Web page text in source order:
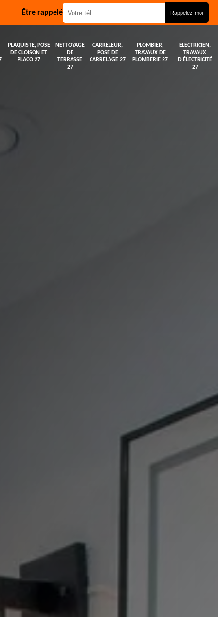
Être rappelé
PLAQUISTE, POSE
DE CLOISON ET
PLACO 27
NETTOYAGE
DE
TERRASSE
27
CARRELEUR,
POSE DE
CARRELAGE 27
PLOMBIER,
TRAVAUX DE
PLOMBERIE 27
ELECTRICIEN,
TRAVAUX
D'ÉLECTRICITÉ
27